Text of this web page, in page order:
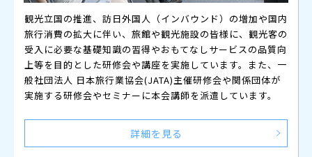
観光立国の推進、訪日外国人（インバウンド）の増加や国内
旅行消費の拡大に伴い、旅館や観光施設の皆様に、観光客の
受入に必要な基礎知識の習得やおもてなしサービスの品質向
上等を目的とした研修会や講座を実施しています。また、一
般社団法人 日本旅行業協会(JATA)主催研修会や関係団体が
実施する研修会やセミナーに本会講師を派遣しています。
詳細を見る